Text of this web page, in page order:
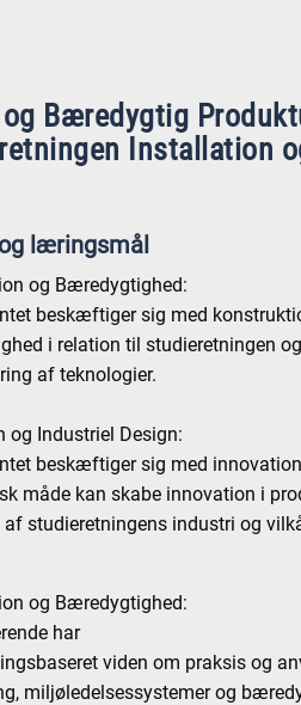
og Bæredygtig
Installation
læringsmål
og Bæredygtighed:
beskæftiger sig med
i relation til studieretningen
af teknologier.
og Industriel Design:
beskæftiger sig med
måde kan skabe innovation i
studieretningens industri og
og Bæredygtighed:
har
viden om praksis og
miljøledelsessystemer og